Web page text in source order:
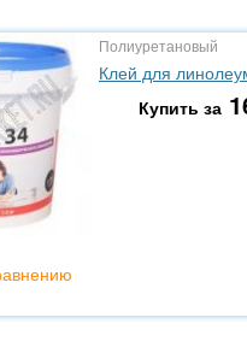
Полиуретановый
Клей для
Купить за